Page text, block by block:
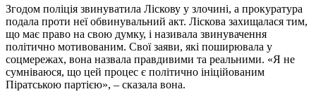
Згодом поліція звинуватила Ліскову у злочині, а прокуратура
подала проти неї обвинувальний акт. Ліскова захищалася тим,
що має право на свою думку, і називала звинувачення
політично мотивованим. Свої заяви, які поширювала у
соцмережах, вона назвала правдивими та реальними. «Я не
сумніваюся, що цей процес є політично ініційованим
Піратською партією», – сказала вона.